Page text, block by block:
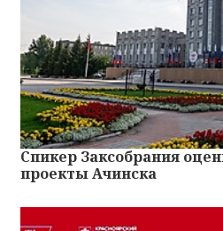
Спикер Заксобрания
проекты Ачинска